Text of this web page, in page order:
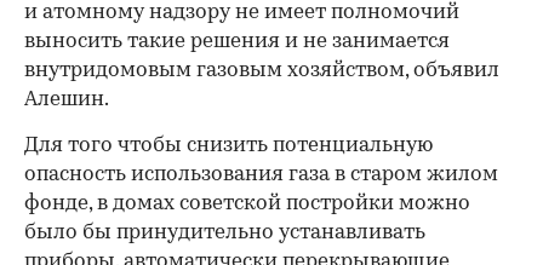
и атомному надзору не имеет полномочий
выносить такие решения и не занимается
внутридомовым газовым хозяйством, объявил
Алешин.
Для того чтобы снизить потенциальную
опасность использования газа в старом жилом
фонде, в домах советской постройки можно
было бы принудительно устанавливать